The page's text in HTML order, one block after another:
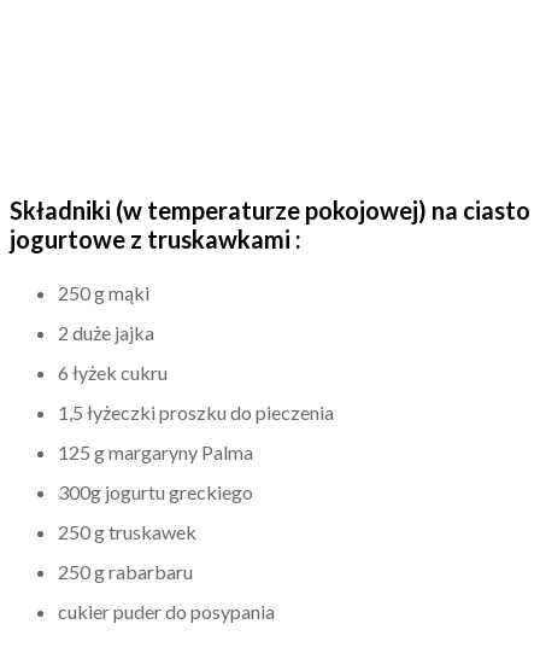
Składniki (w temperaturze pokojowej) na ciasto
jogurtowe z truskawkami :
250 g mąki
2 duże jajka
6 łyżek cukru
1,5 łyżeczki proszku do pieczenia
125 g margaryny Palma
300g jogurtu greckiego
250 g truskawek
250 g rabarbaru
cukier puder do posypania